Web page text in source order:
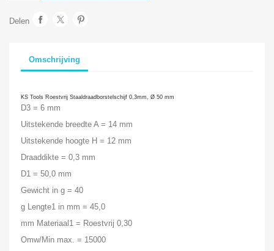
Delen
Omschrijving
KS Tools Roestvrij Staaldraadborstelschijf 0,3mm, Ø 50 mm
D3 = 6 mm
Uitstekende breedte A = 14 mm
Uitstekende hoogte H = 12 mm
Draaddikte = 0,3 mm
D1 = 50,0 mm
Gewicht in g = 40
g Lengte1 in mm = 45,0
mm Materiaal1 = Roestvrij 0,30
Omw/Min max. = 15000